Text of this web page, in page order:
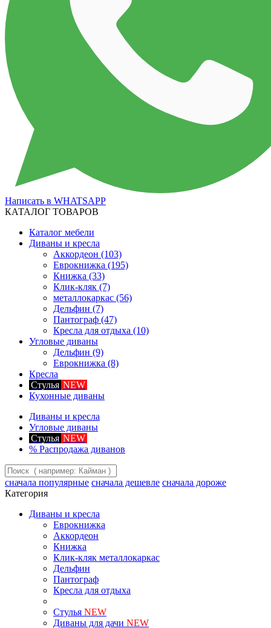
Написать в WHATSAPP
КАТАЛОГ ТОВАРОВ
Каталог мебели
Диваны и кресла
Аккордеон (103)
Еврокнижка (195)
Книжка (33)
Клик-кляк (7)
металлокаркас (56)
Дельфин (7)
Пантограф (47)
Кресла для отдыха (10)
Угловые диваны
Дельфин (9)
Еврокнижка (8)
Кресла
Стулья NEW
Кухонные диваны
Диваны и кресла
Угловые диваны
Стулья NEW
% Распродажа диванов
сначала популярные сначала дешевле сначала дороже
Категория
Диваны и кресла
Еврокнижка
Аккордеон
Книжка
Клик-кляк металлокаркас
Дельфин
Пантограф
Кресла для отдыха
Стулья NEW
Диваны для дачи NEW